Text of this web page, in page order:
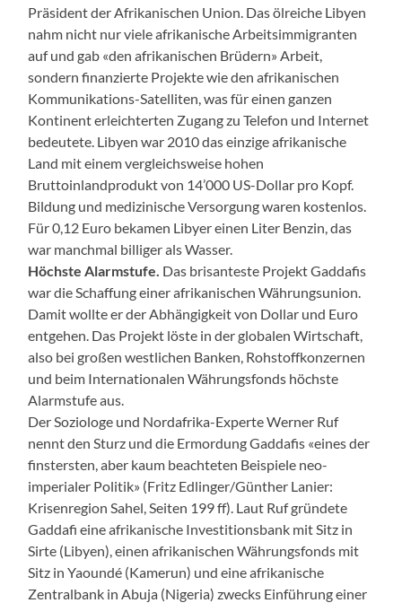
Präsident der Afrikanischen Union. Das ölreiche Libyen
nahm nicht nur viele afrikanische Arbeitsimmigranten
auf und gab «den afrikanischen Brüdern» Arbeit,
sondern finanzierte Projekte wie den afrikanischen
Kommunikations-Satelliten, was für einen ganzen
Kontinent erleichterten Zugang zu Telefon und Internet
bedeutete. Libyen war 2010 das einzige afrikanische
Land mit einem vergleichsweise hohen
Bruttoinlandprodukt von 14’000 US-Dollar pro Kopf.
Bildung und medizinische Versorgung waren kostenlos.
Für 0,12 Euro bekamen Libyer einen Liter Benzin, das
war manchmal billiger als Wasser.
Höchste Alarmstufe. Das brisanteste Projekt Gaddafis
war die Schaffung einer afrikanischen Währungsunion.
Damit wollte er der Abhängigkeit von Dollar und Euro
entgehen. Das Projekt löste in der globalen Wirtschaft,
also bei großen westlichen Banken, Rohstoffkonzernen
und beim Internationalen Währungsfonds höchste
Alarmstufe aus.
Der Soziologe und Nordafrika-Experte Werner Ruf
nennt den Sturz und die Ermordung Gaddafis «eines der
finstersten, aber kaum beachteten Beispiele neo-
imperialer Politik» (Fritz Edlinger/Günther Lanier:
Krisenregion Sahel, Seiten 199 ff). Laut Ruf gründete
Gaddafi eine afrikanische Investitionsbank mit Sitz in
Sirte (Libyen), einen afrikanischen Währungsfonds mit
Sitz in Yaoundé (Kamerun) und eine afrikanische
Zentralbank in Abuja (Nigeria) zwecks Einführung einer